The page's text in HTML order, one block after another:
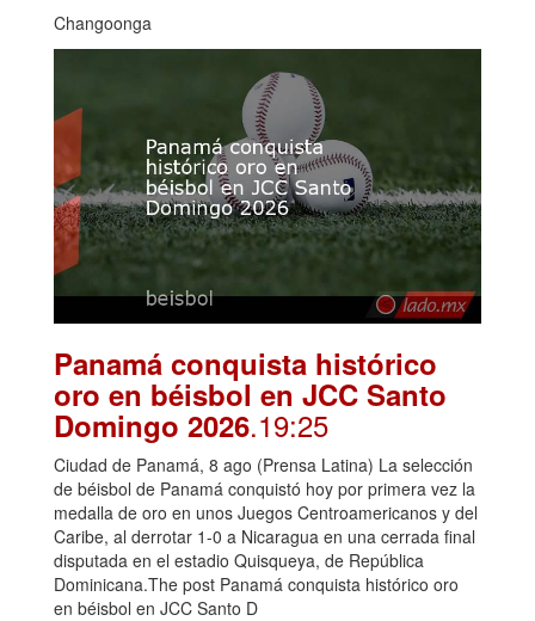
Changoonga
Panamá conquista histórico
oro en béisbol en JCC Santo
Domingo 2026.19:25
Ciudad de Panamá, 8 ago (Prensa Latina) La selección
de béisbol de Panamá conquistó hoy por primera vez la
medalla de oro en unos Juegos Centroamericanos y del
Caribe, al derrotar 1-0 a Nicaragua en una cerrada final
disputada en el estadio Quisqueya, de República
Dominicana.The post Panamá conquista histórico oro
en béisbol en JCC Santo D